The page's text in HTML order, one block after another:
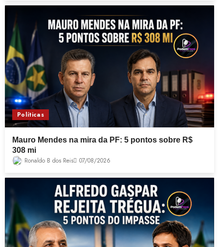
Políticas
Mauro Mendes na mira da PF: 5 pontos sobre R$
308 mi
Ronaldo B dos Reis 07/08/2026